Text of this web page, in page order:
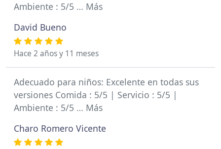
Ambiente : 5/5 … Más
David Bueno
Hace 2 años y 11 meses
Adecuado para niños: Excelente en todas sus
versiones Comida : 5/5 | Servicio : 5/5 |
Ambiente : 5/5 … Más
Charo Romero Vicente